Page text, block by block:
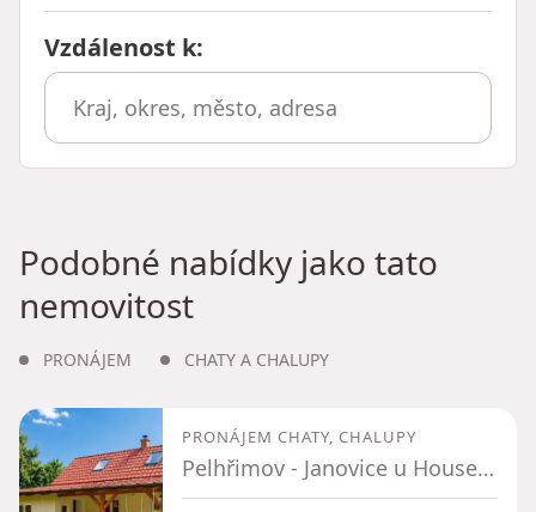
Vzdálenost k:
Podobné nabídky jako tato
nemovitost
PRONÁJEM CHATY A CHALUPY
PRONÁJEM CHATY, CHALUPY
Pelhřimov - Janovice u Houserovky, Kraj Vysočina